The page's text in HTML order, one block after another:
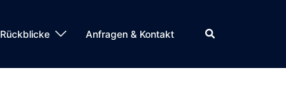
Rückblicke Anfragen & Kontakt Suche